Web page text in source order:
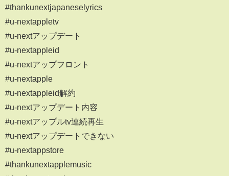
#thankunextjapaneselyrics
#u-nextappletv
#u-nextアップデート
#u-nextappleid
#u-nextアップフロント
#u-nextapple
#u-nextappleid解約
#u-nextアップデート内容
#u-nextアップルtv連続再生
#u-nextアップデートできない
#u-nextappstore
#thankunextapplemusic